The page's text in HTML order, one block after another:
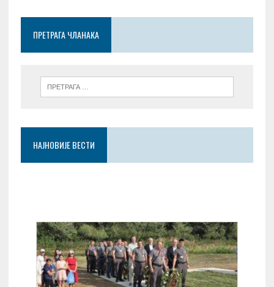
o
k
p er
ПРЕТРАГА ЧЛАНАКА
НАЈНОВИЈЕ ВЕСТИ